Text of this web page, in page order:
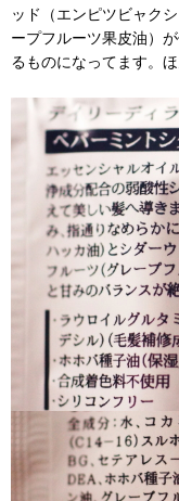
ッド（エンピツビャク
ープフルーツ果皮油）
るものになってます。ほ